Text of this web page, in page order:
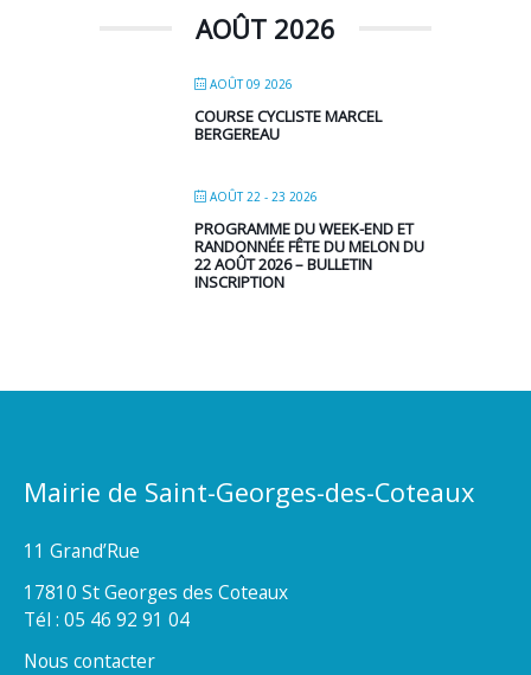
AOÛT 2026
AOÛT 09 2026
COURSE CYCLISTE MARCEL
BERGEREAU
AOÛT 22 - 23 2026
PROGRAMME DU WEEK-END ET
RANDONNÉE FÊTE DU MELON DU
22 AOÛT 2026 – BULLETIN
INSCRIPTION
Mairie de Saint-Georges-des-Coteaux
11 Grand’Rue
17810 St Georges des Coteaux
Tél : 05 46 92 91 04
Nous contacter